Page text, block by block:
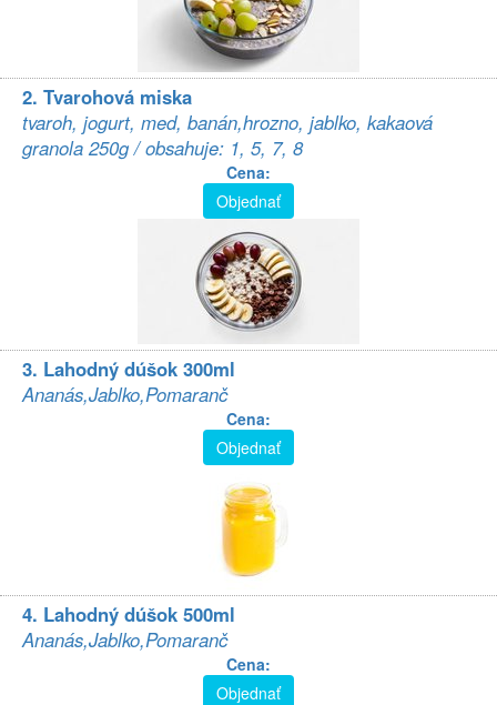
2. Tvarohová miska
tvaroh, jogurt, med, banán,hrozno, jablko, kakaová
granola 250g / obsahuje: 1, 5, 7, 8
Cena:
Objednať
3. Lahodný dúšok 300ml
Ananás,Jablko,Pomaranč
Cena:
Objednať
4. Lahodný dúšok 500ml
Ananás,Jablko,Pomaranč
Cena:
Objednať